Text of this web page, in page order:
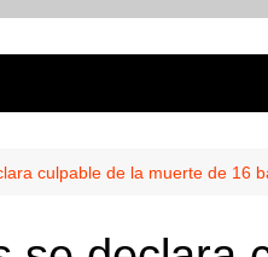
culpable de la muerte de 16